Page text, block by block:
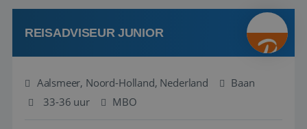
werken: of het nu gaat om vragen ...
REISADVISEUR JUNIOR
Aalsmeer, Noord-Holland, Nederland
Baan
33-36 uur
MBO